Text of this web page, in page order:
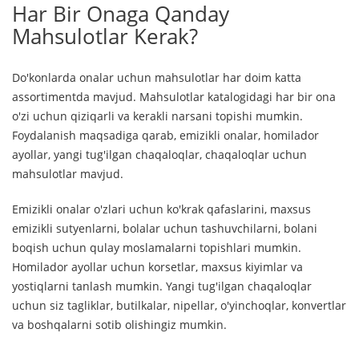
Har Bir Onaga Qanday
Mahsulotlar Kerak?
Do'konlarda onalar uchun mahsulotlar har doim katta
assortimentda mavjud. Mahsulotlar katalogidagi har bir ona
o'zi uchun qiziqarli va kerakli narsani topishi mumkin.
Foydalanish maqsadiga qarab, emizikli onalar, homilador
ayollar, yangi tug'ilgan chaqaloqlar, chaqaloqlar uchun
mahsulotlar mavjud.
Emizikli onalar o'zlari uchun ko'krak qafaslarini, maxsus
emizikli sutyenlarni, bolalar uchun tashuvchilarni, bolani
boqish uchun qulay moslamalarni topishlari mumkin.
Homilador ayollar uchun korsetlar, maxsus kiyimlar va
yostiqlarni tanlash mumkin. Yangi tug'ilgan chaqaloqlar
uchun siz tagliklar, butilkalar, nipellar, o'yinchoqlar, konvertlar
va boshqalarni sotib olishingiz mumkin.